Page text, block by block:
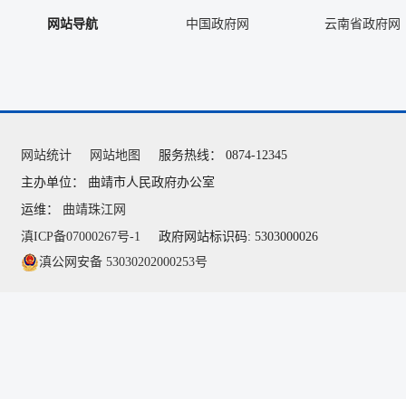
网站导航 中国政府网 云南省政府网
网站统计 网站地图
服务热线： 0874-12345
主办单位： 曲靖市人民政府办公室
运维： 曲靖珠江网
滇ICP备07000267号-1
政府网站标识码: 5303000026
滇公网安备 53030202000253号